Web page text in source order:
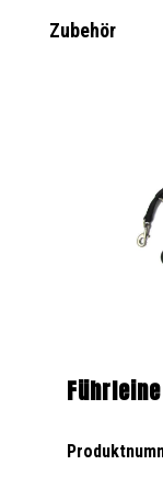
Produktgalerie
Zubehör